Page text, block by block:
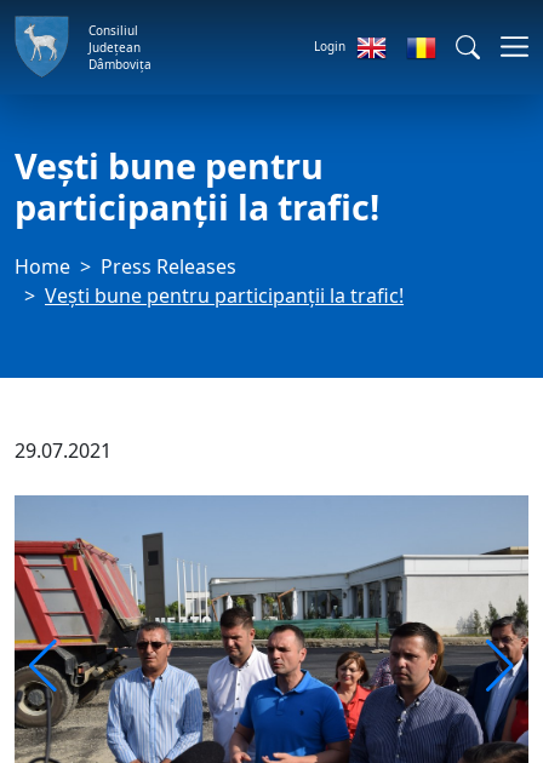
Consiliul
Județean
Dâmbovița
Login
Vești bune pentru
participanții la trafic!
Home
Press Releases
Vești bune pentru participanții la trafic!
29.07.2021